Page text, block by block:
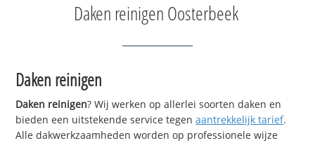
Daken reinigen Oosterbeek
Daken reinigen
Daken reinigen? Wij werken op allerlei soorten daken en
bieden een uitstekende service tegenaantrekkelijk tarief.
Alle dakwerkzaamheden worden op professionele wijze